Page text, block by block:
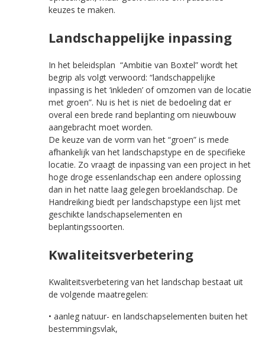
keuzes te maken.
Landschappelijke inpassing
In het beleidsplan “Ambitie van Boxtel” wordt het
begrip als volgt verwoord: “landschappelijke
inpassing is het ‘inkleden’ of omzomen van de locatie
met groen”. Nu is het is niet de bedoeling dat er
overal een brede rand beplanting om nieuwbouw
aangebracht moet worden.
De keuze van de vorm van het “groen” is mede
afhankelijk van het landschapstype en de specifieke
locatie. Zo vraagt de inpassing van een project in het
hoge droge essenlandschap een andere oplossing
dan in het natte laag gelegen broeklandschap. De
Handreiking biedt per landschapstype een lijst met
geschikte landschapselementen en
beplantingssoorten.
Kwaliteitsverbetering
Kwaliteitsverbetering van het landschap bestaat uit
de volgende maatregelen:
• aanleg natuur- en landschapselementen buiten het
bestemmingsvlak,